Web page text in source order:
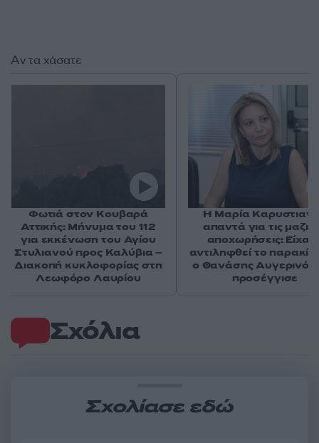
Σχόλια
Σχολίασε εδώ
Αν τα χάσατε
Φωτιά στον Κουβαρά
Αττικής: Μήνυμα του 112
για εκκένωση του Αγίου
Στυλιανού προς Καλύβια –
Διακοπή κυκλοφορίας στη
Λεωφόρο Λαυρίου
Η Μαρία
απαντά για τις
αποχωρήσεις:
αντιληφθεί το
ο Θανάσης Αυγερινός
προσέγγισε